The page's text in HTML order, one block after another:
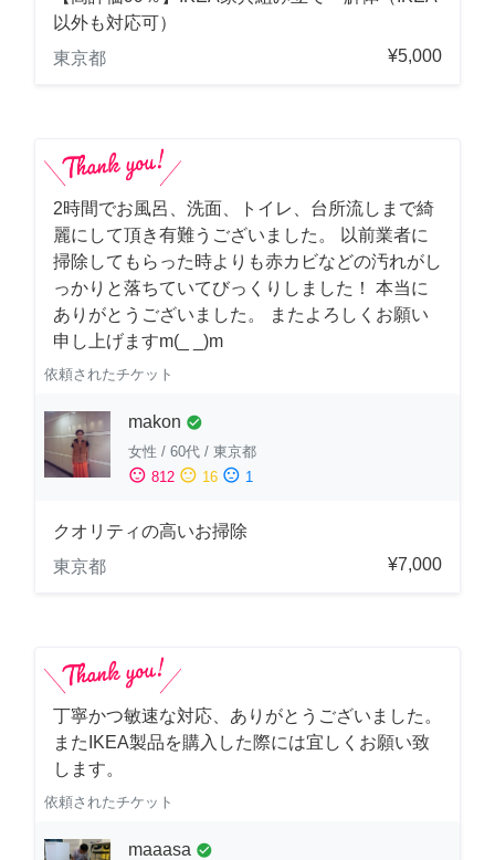
以外も対応可）
東京都
¥5,000
2時間でお風呂、洗面、トイレ、台所流しまで綺
麗にして頂き有難うございました。 以前業者に
掃除してもらった時よりも赤カビなどの汚れがし
っかりと落ちていてびっくりしました！ 本当に
ありがとうございました。 またよろしくお願い
申し上げますm(_ _)m
依頼されたチケット
makon check_circle
女性 / 60代 / 東京都
sentiment_satisfied 812 sentiment_neutral 16 sentiment_dissatisfied 1
クオリティの高いお掃除
東京都
¥7,000
丁寧かつ敏速な対応、ありがとうございました。
またIKEA製品を購入した際には宜しくお願い致
します。
依頼されたチケット
maaasa check_circle